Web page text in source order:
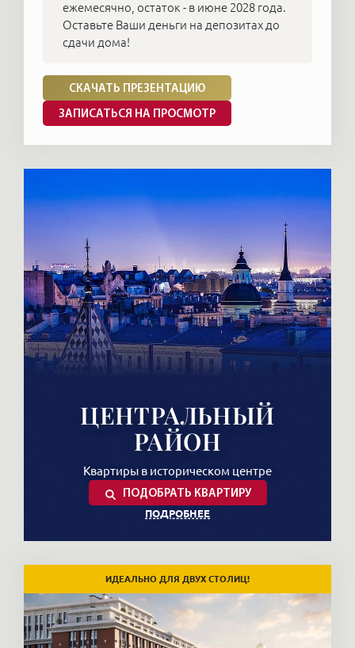
ежемесячно, остаток - в июне 2028 года.
Оставьте Ваши деньги на депозитах до
сдачи дома!
СКАЧАТЬ ПРЕЗЕНТАЦИЮ
ЗАПИСАТЬСЯ НА ПРОСМОТР
ЦЕНТРАЛЬНЫЙ
РАЙОН
Квартиры в историческом центре
ПОДОБРАТЬ КВАРТИРУ
ПОДРОБНЕЕ
Сколько стоят квартиры в центре
Питера
Цены на элитную недвижимость в центре
ИДЕАЛЬНО ДЛЯ ДВУХ СТОЛИЦ!